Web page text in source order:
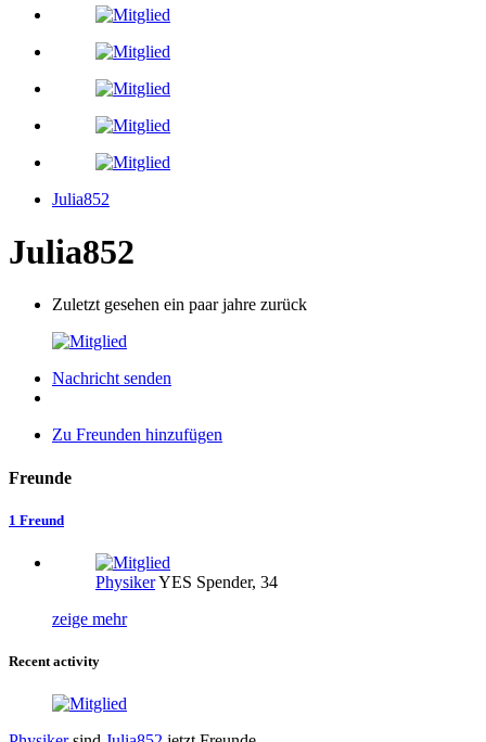
Julia852
Julia852
Zuletzt gesehen ein paar jahre zurück
Nachricht senden
Zu Freunden hinzufügen
Freunde
1 Freund
PhysikerYES Spender, 34
zeige mehr
Recent activity